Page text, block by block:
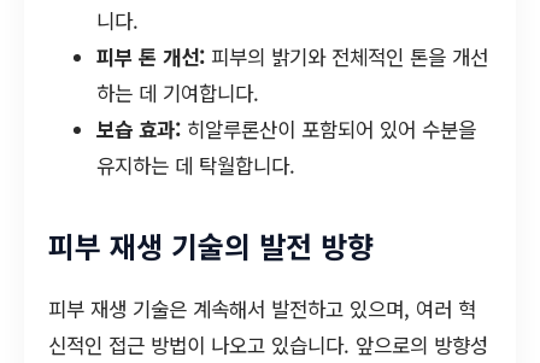
니다.
피부 톤 개선: 피부의 밝기와 전체적인 톤을 개선
하는 데 기여합니다.
보습 효과: 히알루론산이 포함되어 있어 수분을
유지하는 데 탁월합니다.
피부 재생 기술의 발전 방향
피부 재생 기술은 계속해서 발전하고 있으며, 여러 혁
신적인 접근 방법이 나오고 있습니다. 앞으로의 방향성